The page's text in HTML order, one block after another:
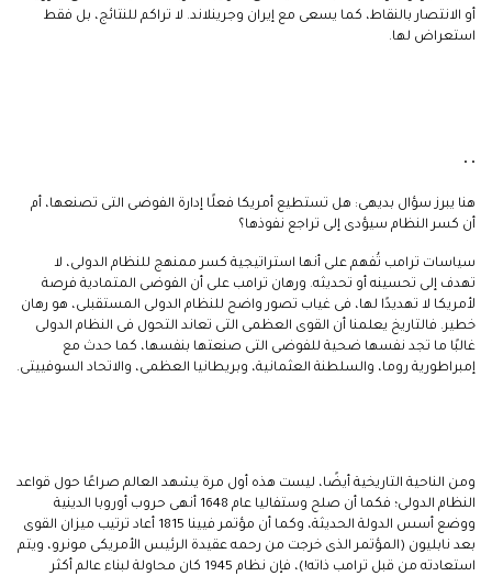
أو الانتصار بالنقاط، كما يسعى مع إيران وجرينلاند. لا تراكم للنتائج، بل فقط
استعراض لها.
• •
هنا يبرز سؤال بديهى: هل تستطيع أمريكا فعلًا إدارة الفوضى التى تصنعها، أم
أن كسر النظام سيؤدى إلى تراجع نفوذها؟
سياسات ترامب تُفهم على أنها استراتيجية كسر ممنهج للنظام الدولى، لا
تهدف إلى تحسينه أو تحديثه. ورهان ترامب على أن الفوضى المتمادية فرصة
لأمريكا لا تهديدًا لها، فى غياب تصور واضح للنظام الدولى المستقبلى، هو رهان
خطير. فالتاريخ يعلمنا أن القوى العظمى التى تعاند التحول فى النظام الدولى
غالبًا ما تجد نفسها ضحية للفوضى التى صنعتها بنفسها، كما حدث مع
إمبراطورية روما، والسلطنة العثمانية، وبريطانيا العظمى، والاتحاد السوفييتى.
ومن الناحية التاريخية أيضًا، ليست هذه أول مرة يشهد العالم صراعًا حول قواعد
النظام الدولى؛ فكما أن صلح وستفاليا عام 1648 أنهى حروب أوروبا الدينية
ووضع أسس الدولة الحديثة، وكما أن مؤتمر فيينا 1815 أعاد ترتيب ميزان القوى
بعد نابليون (المؤتمر الذى خرجت من رحمه عقيدة الرئيس الأمريكى مونرو، ويتم
استعادته من قبل ترامب ذاته!)، فإن نظام 1945 كان محاولة لبناء عالم أكثر